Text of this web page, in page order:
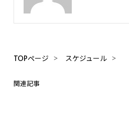
TOPページ スケジュール
関連記事